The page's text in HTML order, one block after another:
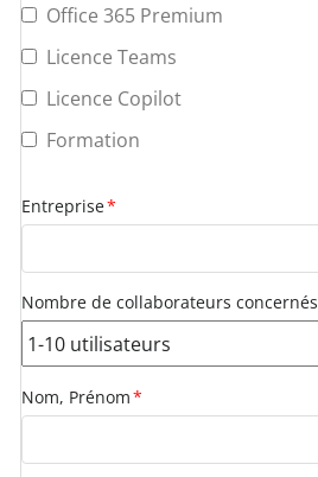
Office 365 Premium
Licence Teams
Licence Copilot
Formation
Entreprise*
Nombre de collaborateurs concernés
Nom, Prénom*